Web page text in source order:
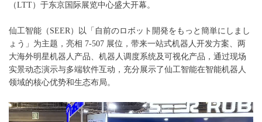
（LTT）于东京国际展览中心盛大开幕。
仙工智能（SEER）以「自前のロボット開発をもっと簡単にしまし
ょう」为主题，亮相 7-507 展位，带来一站式机器人开发方案、两
大海外明星机器人产品、机器人调度系统及可视化产品，通过现场
实景动态演示与多端软件互动，充分展示了仙工智能在智能机器人
领域的核心优势和生态布局。